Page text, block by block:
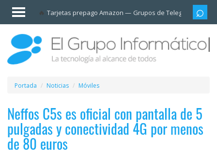
Tarjetas prepago Amazon Grupos de Telegram
Invitado
Iniciar
sesión /
Registrarse
Esenciales
Móviles
Ofertas
Apps
Portada Noticias Móviles
Neffos C5s es oficial con pantalla de 5
pulgadas y conectividad 4G por menos
de 80 euros